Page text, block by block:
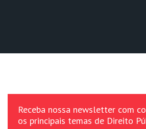
Receba nossa newsletter com
os principais temas de Direito